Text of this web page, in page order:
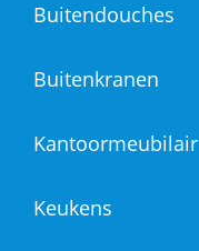
Buitendouches
Buitenkranen
Kantoormeubilair
Keukens